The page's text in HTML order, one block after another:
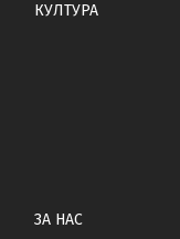
КУЛТУРА
ЗА НАС